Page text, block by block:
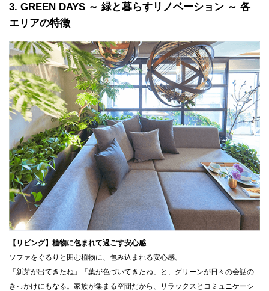
3 GREEN DAYS ～ 緑と暮らすリノベーション ～ 各
エリアの特徴
【リビング】植物に包まれて過ごす安心感
ソファをぐるりと囲む植物に、包み込まれる安心感。
「新芽が出てきたね」「葉が色づいてきたね」と、グリーンが日々の会話の
きっかけにもなる。家族が集まる空間だから、リラックスとコミュニケーシ